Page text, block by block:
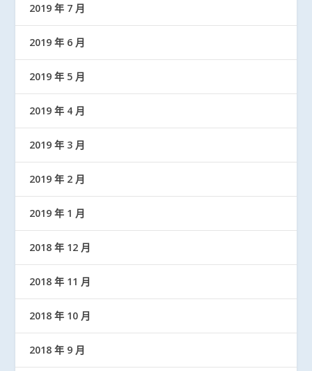
2019 年 7 月
2019 年 6 月
2019 年 5 月
2019 年 4 月
2019 年 3 月
2019 年 2 月
2019 年 1 月
2018 年 12 月
2018 年 11 月
2018 年 10 月
2018 年 9 月